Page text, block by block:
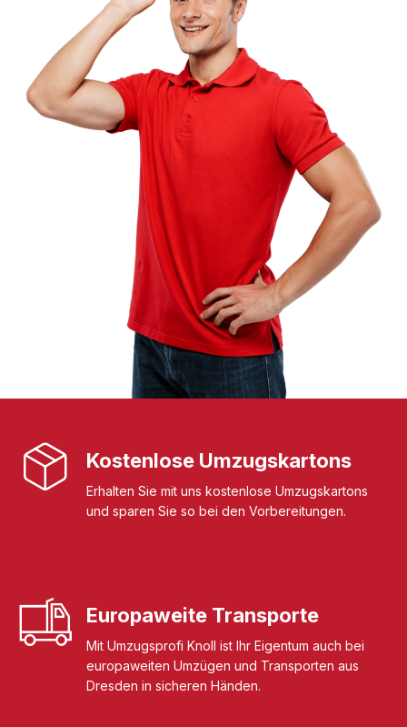
Kostenlose Umzugskartons
Erhalten Sie mit uns kostenlose Umzugskartons
und sparen Sie so bei den Vorbereitungen.
Europaweite Transporte
Mit Umzugsprofi Knoll ist Ihr Eigentum auch bei
europaweiten Umzügen und Transporten aus
Dresden in sicheren Händen.